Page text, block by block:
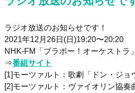
ラジオ放送のお知らせです！
2021年12月26日(日)19:20〜20:20
NHK-FM「ブラボー！オーケストラ」
⇒番組サイト
[1]モーツァルト
：歌劇「ドン・ジ
[2]モーツァルト
：ヴァイオリン協